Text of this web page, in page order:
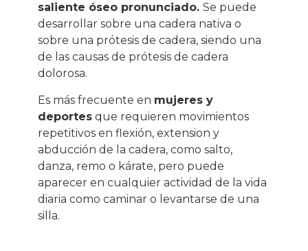
saliente óseo pronunciado. Se puede
desarrollar sobre una cadera nativa o
sobre una prótesis de cadera, siendo una
de las causas de prótesis de cadera
dolorosa.
Es más frecuente en mujeres y
deportes que requieren movimientos
repetitivos en flexión, extension y
abducción de la cadera, como salto,
danza, remo o kárate, pero puede
aparecer en cualquier actividad de la vida
diaria como caminar o levantarse de una
silla.